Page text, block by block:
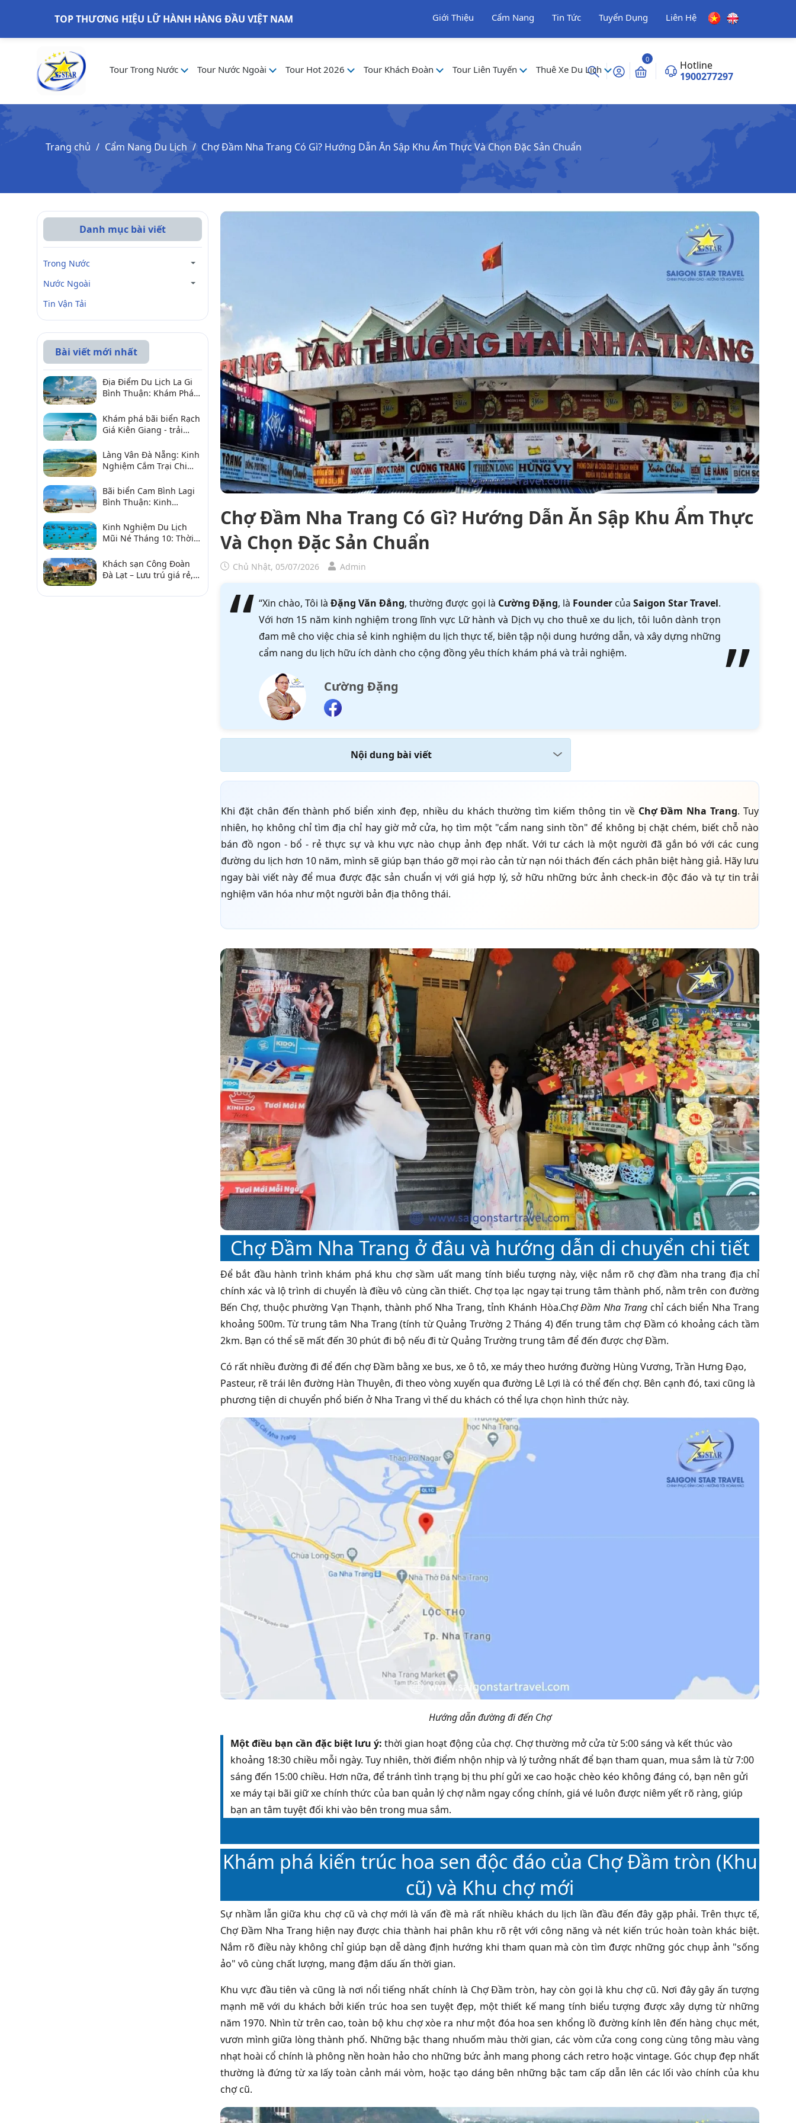
TOP THƯƠNG HIỆU LỮ HÀNH HÀNG ĐẦU VIỆT NAM Giới Thiệu Cẩm Nang Tin Tức Tuyển Dụng Liên Hệ
Tour Trong Nước Tour Nước Ngoài Tour Hot 2026 Tour Khách Đoàn Tour Liên Tuyến Thuê Xe Du Lịch
0
Hotline
1900277297
Trang chủ Cẩm Nang Du Lịch Chợ Đầm Nha Trang Có Gì? Hướng Dẫn Ăn Sập Khu Ẩm Thực Và Chọn Đặc Sản Chuẩn
Chợ Đầm Nha Trang Có Gì? Hướng Dẫn Ăn Sập Khu Ẩm Thực
Và Chọn Đặc Sản Chuẩn
Chủ Nhật, 05/07/2026 Admin
“Xin chào, Tôi làĐặng Văn Đẳng, thường được gọi là Cường Đặng, là Foundercủa Saigon Star Travel.
Với hơn 15 năm kinh nghiệm trong lĩnh vực Lữ hành và Dịch vụ cho thuê xe du lịch, tôi luôn dành trọn
đam mê cho việc chia sẻ kinh nghiệm du lịch thực tế, biên tập nội dung hướng dẫn, và xây dựng những
cẩm nang du lịch hữu ích dành cho cộng đồng yêu thích khám phá và trải nghiệm.
Cường Đặng
Nội dung bài viết
Khi đặt chân đến thành phố biển xinh đẹp, nhiều du khách thường tìm kiếm thông tin về Chợ Đầm Nha Trang. Tuy
nhiên, họ không chỉ tìm địa chỉ hay giờ mở cửa, họ tìm một "cẩm nang sinh tồn" để không bị chặt chém, biết chỗ nào
bán đồ ngon - bổ - rẻ thực sự và khu vực nào chụp ảnh đẹp nhất. Với tư cách là một người đã gắn bó với các cung
đường du lịch hơn 10 năm, mình sẽ giúp bạn tháo gỡ mọi rào cản từ nạn nói thách đến cách phân biệt hàng giả. Hãy lưu
ngay bài viết này để mua được đặc sản chuẩn vị với giá hợp lý, sở hữu những bức ảnh check-in độc đáo và tự tin trải
nghiệm văn hóa như một người bản địa thông thái.
Chợ Đầm Nha Trang ở đâu và hướng dẫn di chuyển chi tiết
Để bắt đầu hành trình khám phá khu chợ sầm uất mang tính biểu tượng này, việc nắm rõ chợ đầm nha trang địa chỉ
chính xác và lộ trình di chuyển là điều vô cùng cần thiết. Chợ tọa lạc ngay tại trung tâm thành phố, nằm trên con đường
Bến Chợ, thuộc phường Vạn Thạnh, thành phố Nha Trang, tỉnh Khánh Hòa.ChợĐầm Nha Trang chỉ cách biển Nha Trang
khoảng 500m. Từ trung tâm Nha Trang (tính từ Quảng Trường 2 Tháng 4) đến trung tâm chợ Đầm có khoảng cách tầm
2km. Bạn có thể sẽ mất đến 30 phút đi bộ nếu đi từ Quảng Trường trung tâm để đến được chợ Đầm.
Có rất nhiều đường đi để đến chợ Đầm bằng xe bus, xe ô tô, xe máy theo hướng đường Hùng Vương, Trần Hưng Đạo,
Pasteur, rẽ trái lên đường Hàn Thuyên, đi theo vòng xuyến qua đường Lê Lợi là có thể đến chợ. Bên cạnh đó, taxi cũng là
phương tiện di chuyển phổ biến ở Nha Trang vì thế du khách có thể lựa chọn hình thức này.
Hướng dẫn đường đi đến Chợ
Một điều bạn cần đặc biệt lưu ý: thời gian hoạt động của chợ. Chợ thường mở cửa từ 5:00 sáng và kết thúc vào
khoảng 18:30 chiều mỗi ngày. Tuy nhiên, thời điểm nhộn nhịp và lý tưởng nhất để bạn tham quan, mua sắm là từ 7:00
sáng đến 15:00 chiều. Hơn nữa, để tránh tình trạng bị thu phí gửi xe cao hoặc chèo kéo không đáng có, bạn nên gửi
xe máy tại bãi giữ xe chính thức của ban quản lý chợ nằm ngay cổng chính, giá vé luôn được niêm yết rõ ràng, giúp
bạn an tâm tuyệt đối khi vào bên trong mua sắm.
Khám phá kiến trúc hoa sen độc đáo của Chợ Đầm tròn (Khu
cũ) và Khu chợ mới
Sự nhầm lẫn giữa khu chợ cũ và chợ mới là vấn đề mà rất nhiều khách du lịch lần đầu đến đây gặp phải. Trên thực tế,
Chợ Đầm Nha Trang hiện nay được chia thành hai phân khu rõ rệt với công năng và nét kiến trúc hoàn toàn khác biệt.
Nắm rõ điều này không chỉ giúp bạn dễ dàng định hướng khi tham quan mà còn tìm được những góc chụp ảnh "sống
ảo" vô cùng chất lượng, mang đậm dấu ấn thời gian.
Khu vực đầu tiên và cũng là nơi nổi tiếng nhất chính là Chợ Đầm tròn, hay còn gọi là khu chợ cũ. Nơi đây gây ấn tượng
mạnh mẽ với du khách bởi kiến trúc hoa sen tuyệt đẹp, một thiết kế mang tính biểu tượng được xây dựng từ những
năm 1970. Nhìn từ trên cao, toàn bộ khu chợ xòe ra như một đóa hoa sen khổng lồ đường kính lên đến hàng chục mét,
vươn mình giữa lòng thành phố. Những bậc thang nhuốm màu thời gian, các vòm cửa cong cong cùng tông màu vàng
nhạt hoài cổ chính là phông nền hoàn hảo cho những bức ảnh mang phong cách retro hoặc vintage. Góc chụp đẹp nhất
thường là đứng từ xa lấy toàn cảnh mái vòm, hoặc tạo dáng bên những bậc tam cấp dẫn lên các lối vào chính của khu
chợ cũ.
Danh mục bài viết
Trong Nước
Nước Ngoài
Tin Vận Tải
Bài viết mới nhất
Địa Điểm Du Lịch La Gi
Bình Thuận: Khám Phá 6
2026
Khám phá bãi biển Rạch
Giá Kiên Giang - trải
Làng Vân Đà Nẵng: Kinh
Nghiệm Cắm Trại Chi
Bãi biển Cam Bình Lagi
Bình Thuận: Kinh
sản, điểm gần
Kinh Nghiệm Du Lịch
Mũi Né Tháng 10: Thời
Khách sạn Công Đoàn
Đà Lạt – Lưu trú giá rẻ,
Hương